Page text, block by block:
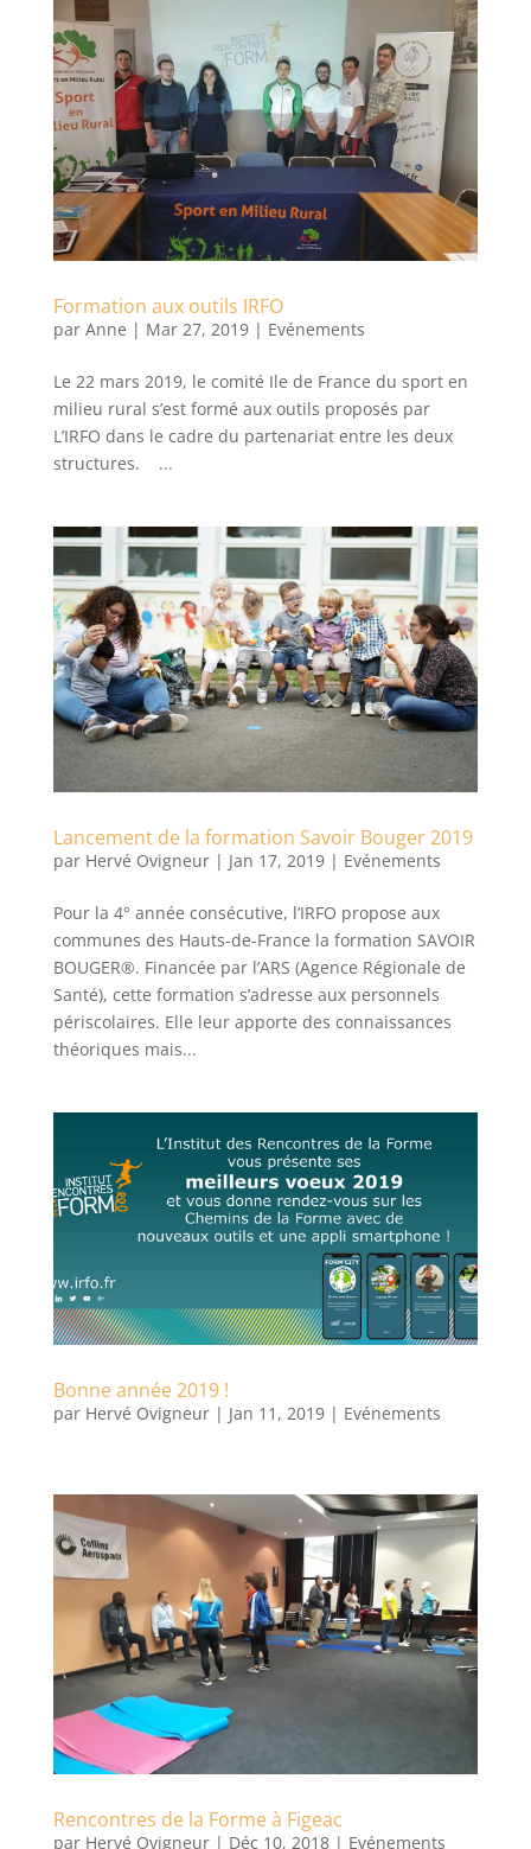
Formation aux outils IRFO
par Anne | Mar 27, 2019| Evénements
Le 22 mars 2019, le comité Ile de France du sport en
milieu rural s’est formé aux outils proposés par
L’IRFO dans le cadre du partenariat entre les deux
structures. ...
Lancement de la formation Savoir Bouger 2019
par Hervé Ovigneur| Jan 17, 2019| Evénements
Pour la 4° année consécutive, l’IRFO propose aux
communes des Hauts-de-France la formation SAVOIR
BOUGER®. Financée par l’ARS (Agence Régionale de
Santé), cette formation s’adresse aux personnels
périscolaires. Elle leur apporte des connaissances
théoriques mais...
Bonne année 2019 !
par Hervé Ovigneur| Jan 11, 2019| Evénements
Rencontres de la Forme à Figeac
par Hervé Ovigneur| Déc 10, 2018| Evénements